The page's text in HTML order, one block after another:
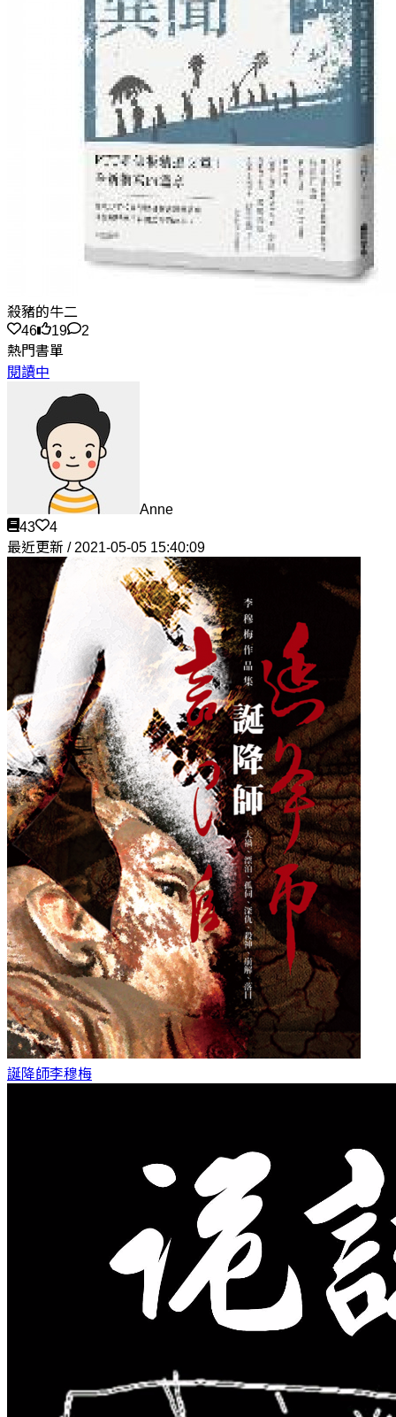
殺豬的牛二
46
19
2
熱門書單
閱讀中
Anne
43
4
最近更新 / 2021-05-05 15:40:09
誕降師李穆梅